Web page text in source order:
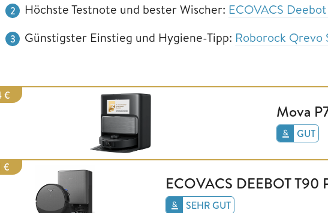
Höchste Testnote und bester Wischer: ECOVACS
Günstigster Einstieg und Hygiene-Tipp: Roborock Qrevo
€
Mova
GUT
€
ECOVACS DEEBOT T90
SEHR GUT